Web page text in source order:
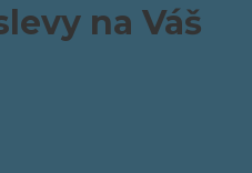
na Váš